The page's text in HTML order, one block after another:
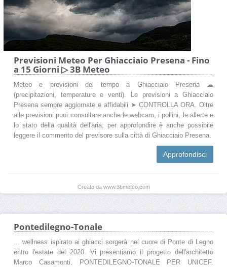
Previsioni Meteo Per Ghiacciaio Presena - Fino
a 15 Giorni ▷ 3B Meteo
Meteo e previsioni del tempo a Ghiacciaio Presena ☁
(precipitazioni, temperature e venti). Le previsioni a Ghiacciaio
Presena sempre aggiornate e affidabili ➤ CONTROLLA ORA. Oltre
alle previsioni puoi consultare anche le webcam, i pollini, le allerte e
lo stato della qualità dell'aria; per approfondire è anche possibile
leggere il commento del previsore sulla città di Ghiacciaio Presena.
Approfondisci
Creato da www.3bmeteo.com
Pontedilegno-Tonale
... wellness ispirato ai ghiacci sorgerà nel cuore di Ponte di Legno
entro l'estate del 2020. Vi presentiamo il progetto dell'architetto
Marco Casamonti. PONTEDILEGNO-TONALE PER UNICEF.